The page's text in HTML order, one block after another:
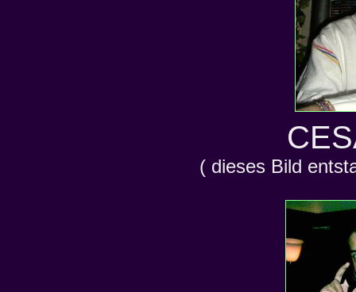
( dieses Bild